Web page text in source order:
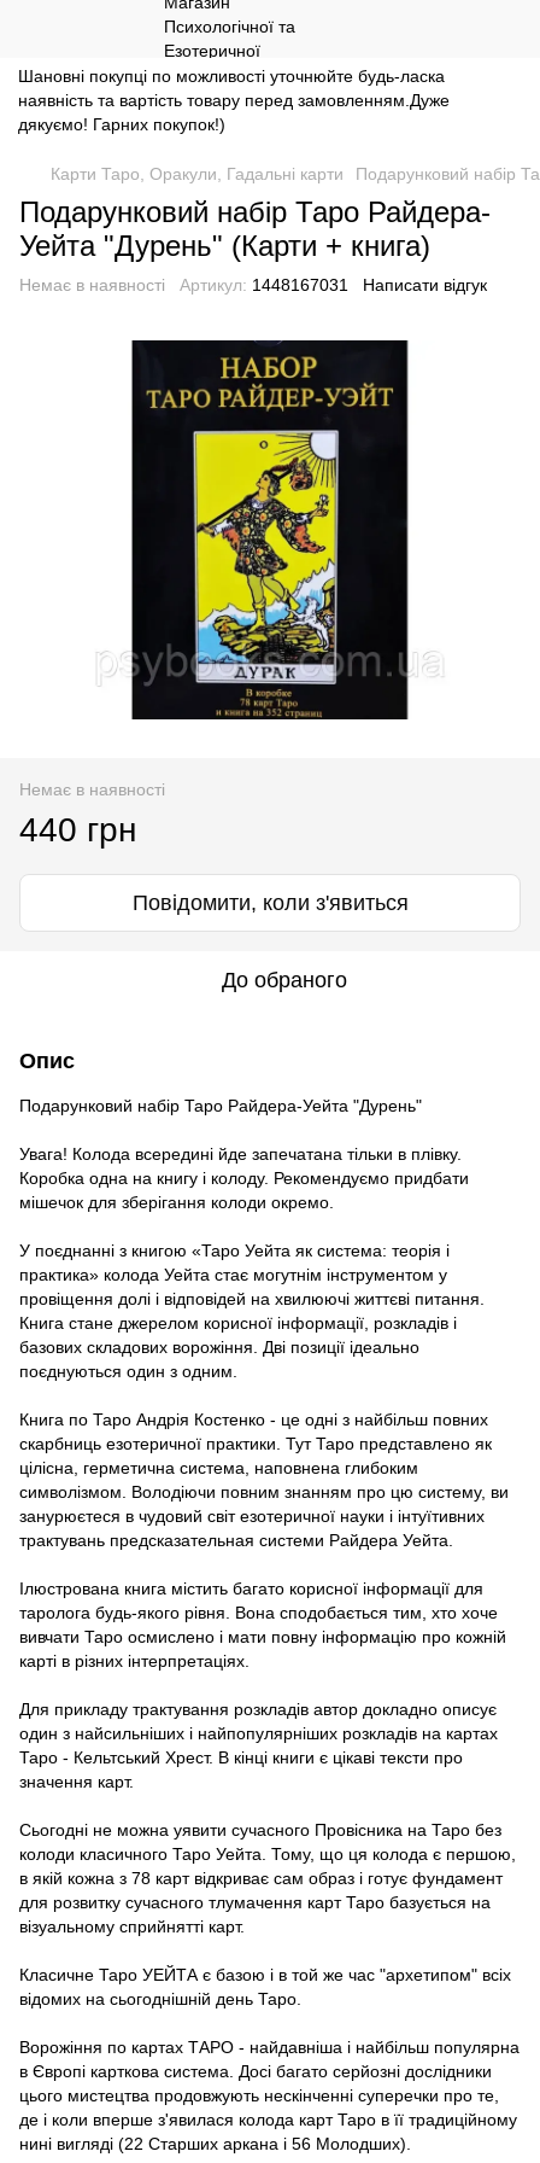
Шановні покупці по можливості уточнюйте будь-ласка
наявність та вартість товару перед замовленням.Дуже
дякуємо! Гарних покупок!)
Карти Таро, Оракули, Гадальні карти Подарунковий набір
Подарунковий набір Таро Райдера-
Уейта "Дурень" (Карти + книга)
Немає в наявності Артикул: 1448167031 Написати відгук
Немає в наявності
440 грн
Повідомити, коли з'явиться
До обраного
Опис
Подарунковий набір Таро Райдера-Уейта "Дурень"
Увага! Колода всередині йде запечатана тільки в плівку.
Коробка одна на книгу і колоду. Рекомендуємо придбати
мішечок для зберігання колоди окремо.
У поєднанні з книгою «Таро Уейта як система: теорія і
практика» колода Уейта стає могутнім інструментом у
провіщення долі і відповідей на хвилюючі життєві питання.
Книга стане джерелом корисної інформації, розкладів і
базових складових ворожіння. Дві позиції ідеально
поєднуються один з одним.
Книга по Таро Андрія Костенко - це одні з найбільш повних
скарбниць езотеричної практики. Тут Таро представлено як
цілісна, герметична система, наповнена глибоким
символізмом. Володіючи повним знанням про цю систему, ви
занурюєтеся в чудовий світ езотеричної науки і інтуїтивних
трактувань предсказательная системи Райдера Уейта.
Ілюстрована книга містить багато корисної інформації для
таролога будь-якого рівня. Вона сподобається тим, хто хоче
вивчати Таро осмислено і мати повну інформацію про кожній
карті в різних інтерпретаціях.
Для прикладу трактування розкладів автор докладно описує
один з найсильніших і найпопулярніших розкладів на картах
Таро - Кельтський Хрест. В кінці книги є цікаві тексти про
значення карт.
Сьогодні не можна уявити сучасного Провісника на Таро без
колоди класичного Таро Уейта. Тому, що ця колода є першою,
в якій кожна з 78 карт відкриває сам образ і готує фундамент
для розвитку сучасного тлумачення карт Таро базується на
візуальному сприйнятті карт.
Класичне Таро УЕЙТА є базою і в той же час "архетипом" всіх
відомих на сьогоднішній день Таро.
Ворожіння по картах ТАРО - найдавніша і найбільш популярна
в Європі карткова система. Досі багато серйозні дослідники
цього мистецтва продовжують нескінченні суперечки про те,
де і коли вперше з'явилася колода карт Таро в її традиційному
нині вигляді (22 Старших аркана і 56 Молодших).